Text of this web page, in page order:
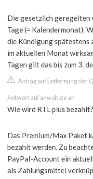
Die gesetzlich geregelten
Tage (= Kalendermonat).
die Kündigung spätestens
im aktuellen Monat
Tagen gilt das bis zum 3.
Antrag auf Entfernung der
Antwort auf anwalt.de an
Wie wird RTL plus bezahlt?
Das Premium/Max Paket
bezahlt werden. Zu
PayPal-Account ein
als Zahlungsmittel